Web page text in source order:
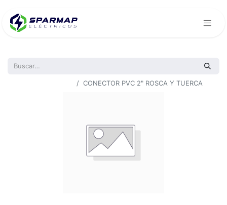
CONECTOR PVC 2" ROSCA Y TUERCA